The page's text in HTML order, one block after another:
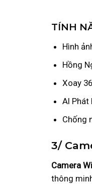
TÍNH
Hình
Hồng
Xoay
AI Phát
Chống
3/
Camera
thông